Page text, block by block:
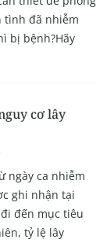
tình đã nhiễm
bị bệnh?Hãy
cơ lây
ngày ca nhiễm
ghi nhận tại
đến mục tiêu
tỷ lệ lây